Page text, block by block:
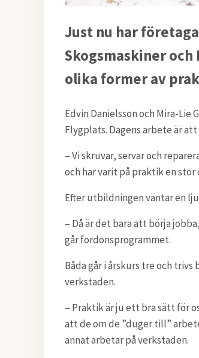
Just nu har
Skogsmaskiner
olika former av
Edvin Danielsson och Mira-
Flygplats. Dagens arbete är
– Vi skruvar, servar och
och har varit på praktik en
Efter utbildningen väntar en
– Då är det bara att börja
går fordonsprogrammet.
Båda går i årskurs tre och
verkstaden.
– Praktik är ju ett bra sätt för
att de om de ”duger till”
annat arbetar på verkstaden.